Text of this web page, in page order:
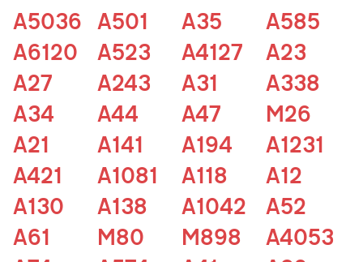
A5036 A501 A35
A585
A6120
A523 A4127
A23
A27
A243 A31
A338
A34
A44 A47
M26
A21
A141 A194
A1231
A421
A1081 A118
A12
A130
A138 A1042
A52
A61
M80 M898
A4053